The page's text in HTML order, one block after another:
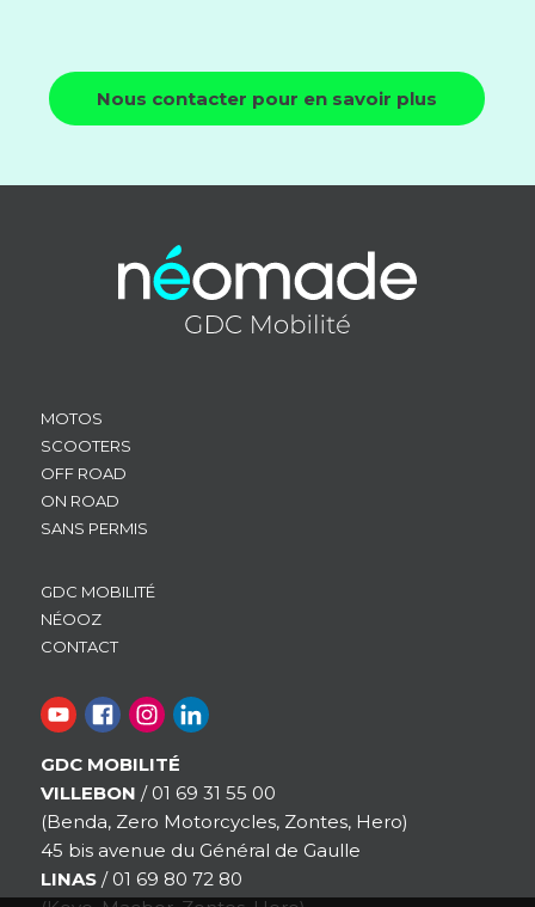
Nous contacter pour en savoir plus
MOTOS
SCOOTERS
OFF ROAD
ON ROAD
SANS PERMIS
GDC MOBILITÉ
NÉOOZ
CONTACT
GDC MOBILITÉ
VILLEBON / 01 69 31 55 00
(Benda, Zero Motorcycles, Zontes, Hero)
45 bis avenue du Général de Gaulle
LINAS/ 01 69 80 72 80